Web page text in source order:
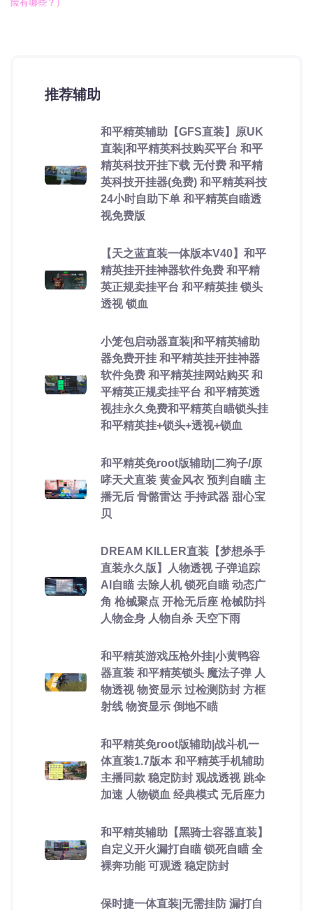
险有哪些？）
推荐辅助
和平精英辅助【GFS直装】原UK
直装|和平精英科技购买平台 和平
精英科技开挂下载 无付费 和平精
英科技开挂器(免费) 和平精英科技
24小时自助下单 和平精英自瞄透
视免费版
【天之蓝直装一体版本V40】和平
精英挂开挂神器软件免费 和平精
英正规卖挂平台 和平精英挂 锁头
透视 锁血
小笼包启动器直装|和平精英辅助
器免费开挂 和平精英挂开挂神器
软件免费 和平精英挂网站购买 和
平精英正规卖挂平台 和平精英透
视挂永久免费和平精英自瞄锁头挂
和平精英挂+锁头+透视+锁血
和平精英免root版辅助|二狗子/原
哮天犬直装 黄金风衣 预判自瞄 主
播无后 骨骼雷达 手持武器 甜心宝
贝
DREAM KILLER直装【梦想杀手
直装永久版】人物透视 子弹追踪
AI自瞄 去除人机 锁死自瞄 动态广
角 枪械聚点 开枪无后座 枪械防抖
人物金身 人物自杀 天空下雨
和平精英游戏压枪外挂|小黄鸭容
器直装 和平精英锁头 魔法子弹 人
物透视 物资显示 过检测防封 方框
射线 物资显示 倒地不瞄
和平精英免root版辅助|战斗机一
体直装1.7版本 和平精英手机辅助
主播同款 稳定防封 观战透视 跳伞
加速 人物锁血 经典模式 无后座力
和平精英辅助【黑骑士容器直装】
自定义开火漏打自瞄 锁死自瞄 全
裸奔功能 可观透 稳定防封
保时捷一体直装|无需挂防 漏打自